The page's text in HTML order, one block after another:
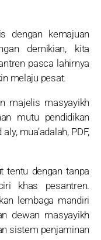
dengan kemajuan
demikian, kita
pasca lahirnya
melaju pesat.
majelis masyayikh
mutu pendidikan
mua’adalah, PDF,
tentu dengan tanpa
khas pesantren.
lembaga mandiri
dewan masyayikh
sistem penjaminan